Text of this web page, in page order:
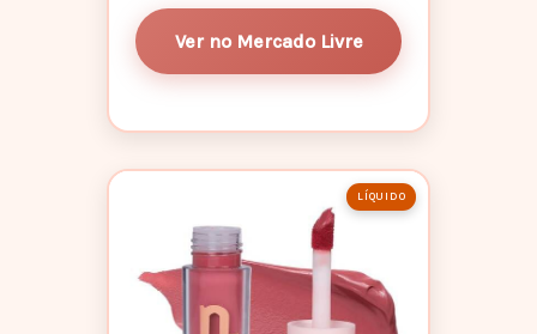
Ver no Mercado Livre
LÍQUIDO